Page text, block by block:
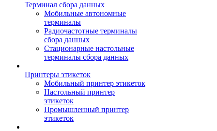
Терминал сбора данных
Мобильные автономные
терминалы
Радиочастотные терминалы
сбора данных
Стационарные настольные
терминалы сбора данных
Принтеры этикеток
Мобильный принтер этикеток
Настольный принтер
этикеток
Промышленный принтер
этикеток